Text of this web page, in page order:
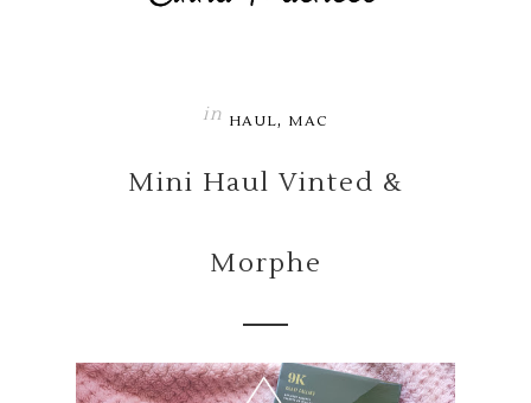
in HAUL, MAC
Mini Haul Vinted &
Morphe